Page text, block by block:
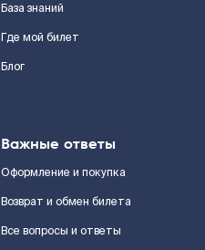
База знаний
Где мой билет
Блог
Важные ответы
Оформление и покупка
Возврат и обмен билета
Все вопросы и ответы